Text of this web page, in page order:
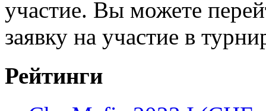
участие. Вы можете
заявку на участие в
Рейтинги